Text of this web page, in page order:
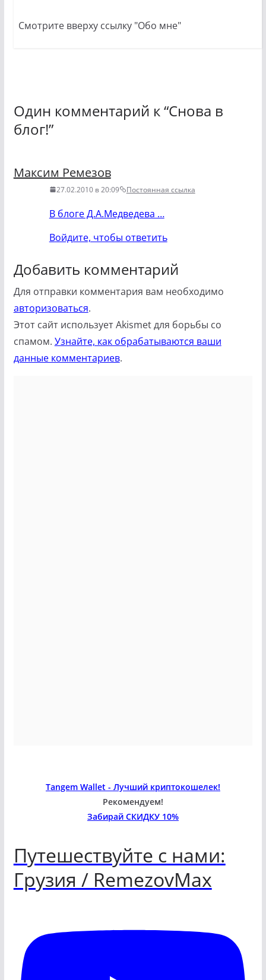
Смотрите вверху ссылку "Обо мне"
Один комментарий к “Снова в
блог!”
Максим Ремезов
27.02.2010 в 20:09 Постоянная ссылка
В блоге Д.А.Медведева …
Войдите, чтобы ответить
Добавить комментарий
Для отправки комментария вам необходимо
авторизоваться.
Этот сайт использует Akismet для борьбы со
спамом. Узнайте, как обрабатываются ваши
данные комментариев.
Tangem Wallet - Лучший криптокошелек!
Рекомендуем!
Забирай СКИДКУ 10%
Путешествуйте с нами:
Грузия / RemezovMax